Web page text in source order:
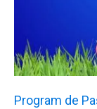
Program de